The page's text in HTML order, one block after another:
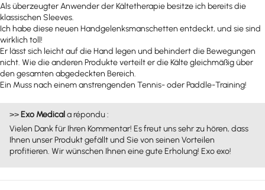
Als überzeugter Anwender der Kältetherapie besitze ich bereits die
klassischen Sleeves.
Ich habe diese neuen Handgelenksmanschetten entdeckt, und sie sind
wirklich toll!
Er lässt sich leicht auf die Hand legen und behindert die Bewegungen
nicht. Wie die anderen Produkte verteilt er die Kälte gleichmäßig über
den gesamten abgedeckten Bereich.
Ein Muss nach einem anstrengenden Tennis- oder Paddle-Training!
>> Exo Medical a répondu :
Vielen Dank für Ihren Kommentar! Es freut uns sehr zu hören, dass
Ihnen unser Produkt gefällt und Sie von seinen Vorteilen
profitieren. Wir wünschen Ihnen eine gute Erholung! Exo exo!